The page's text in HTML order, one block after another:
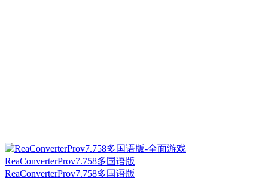
ReaConverterProv7.758多国语版
ReaConverterProv7.758多国语版